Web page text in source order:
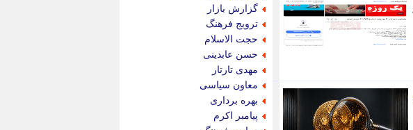
گزارش بازار
ترویج فرهنگ
حجت الاسلام
حسن عابدینی
مهدی تارتار
معاون سیاسی
بهره برداری
پیامبر اکرم